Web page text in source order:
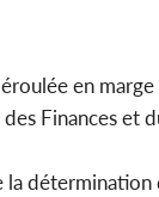
en
Finances et